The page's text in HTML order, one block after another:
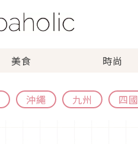
美食 時尚
沖繩 九州 四國